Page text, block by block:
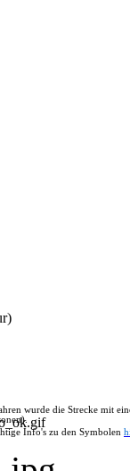
wurde die Strecke mit
Info's zu den Symbolen